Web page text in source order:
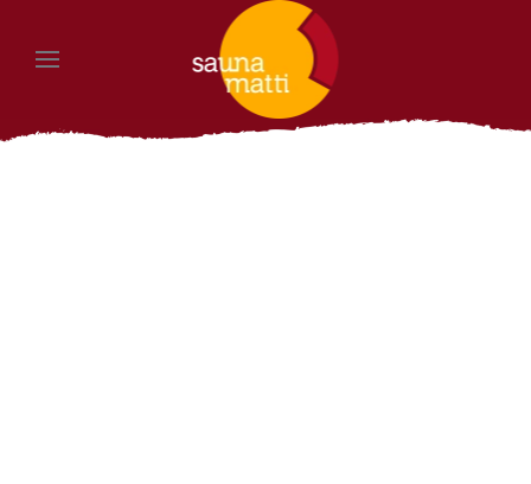
Zum Hauptinhalt springen